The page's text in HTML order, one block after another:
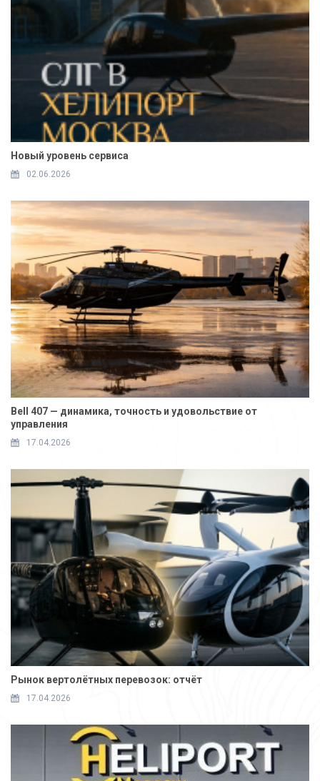
Новый уровень сервиса
02.06.2026
Bell 407 — динамика, точность и удовольствие от
управления
17.04.2026
Рынок вертолётных перевозок: отчёт
17.04.2026